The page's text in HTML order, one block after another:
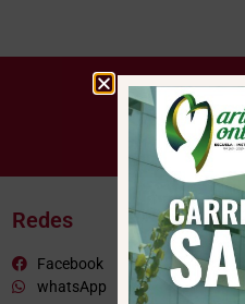
Redes
Facebook
whatsApp